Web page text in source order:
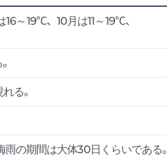
～19℃、10月は11～19℃、
る。
の期間は大体30日くらいである。